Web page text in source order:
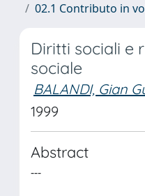
02.1 Contributo in
Diritti sociali e
sociale
BALANDI, Gian
1999
Abstract
---